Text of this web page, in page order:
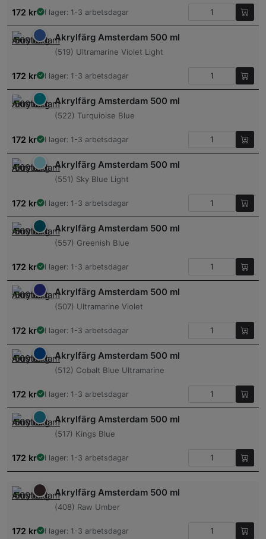
172 kr I lager: 1-3 arbetsdagar
Akrylfärg Amsterdam 500 ml
(519) Ultramarine Violet Light
172 kr I lager: 1-3 arbetsdagar
Akrylfärg Amsterdam 500 ml
(522) Turquioise Blue
172 kr I lager: 1-3 arbetsdagar
Akrylfärg Amsterdam 500 ml
(551) Sky Blue Light
172 kr I lager: 1-3 arbetsdagar
Akrylfärg Amsterdam 500 ml
(557) Greenish Blue
172 kr I lager: 1-3 arbetsdagar
Akrylfärg Amsterdam 500 ml
(507) Ultramarine Violet
172 kr I lager: 1-3 arbetsdagar
Akrylfärg Amsterdam 500 ml
(512) Cobalt Blue Ultramarine
172 kr I lager: 1-3 arbetsdagar
Akrylfärg Amsterdam 500 ml
(517) Kings Blue
172 kr I lager: 1-3 arbetsdagar
Akrylfärg Amsterdam 500 ml
(408) Raw Umber
172 kr I lager: 1-3 arbetsdagar